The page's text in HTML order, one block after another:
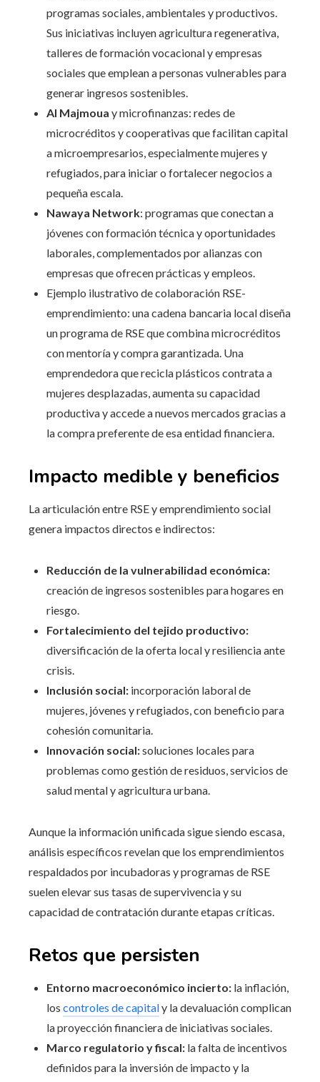
programas sociales, ambientales y productivos.
Sus iniciativas incluyen agricultura regenerativa,
talleres de formación vocacional y empresas
sociales que emplean a personas vulnerables para
generar ingresos sostenibles.
Al Majmoua y microfinanzas: redes de
microcréditos y cooperativas que facilitan capital
a microempresarios, especialmente mujeres y
refugiados, para iniciar o fortalecer negocios a
pequeña escala.
Nawaya Network: programas que conectan a
jóvenes con formación técnica y oportunidades
laborales, complementados por alianzas con
empresas que ofrecen prácticas y empleos.
Ejemplo ilustrativo de colaboración RSE-
emprendimiento: una cadena bancaria local diseña
un programa de RSE que combina microcréditos
con mentoría y compra garantizada. Una
emprendedora que recicla plásticos contrata a
mujeres desplazadas, aumenta su capacidad
productiva y accede a nuevos mercados gracias a
la compra preferente de esa entidad financiera.
Impacto medible y beneficios
La articulación entre RSE y emprendimiento social
genera impactos directos e indirectos:
Reducción de la vulnerabilidad económica:
creación de ingresos sostenibles para hogares en
riesgo.
Fortalecimiento del tejido productivo:
diversificación de la oferta local y resiliencia ante
crisis.
Inclusión social: incorporación laboral de
mujeres, jóvenes y refugiados, con beneficio para
cohesión comunitaria.
Innovación social:soluciones locales para
problemas como gestión de residuos, servicios de
salud mental y agricultura urbana.
Aunque la información unificada sigue siendo escasa,
análisis específicos revelan que los emprendimientos
respaldados por incubadoras y programas de RSE
suelen elevar sus tasas de supervivencia y su
capacidad de contratación durante etapas críticas.
Retos que persisten
Entorno macroeconómico incierto: la inflación,
los controles de capitaly la devaluación complican
la proyección financiera de iniciativas sociales.
Marco regulatorio y fiscal: la falta de incentivos
definidos para la inversión de impacto y la